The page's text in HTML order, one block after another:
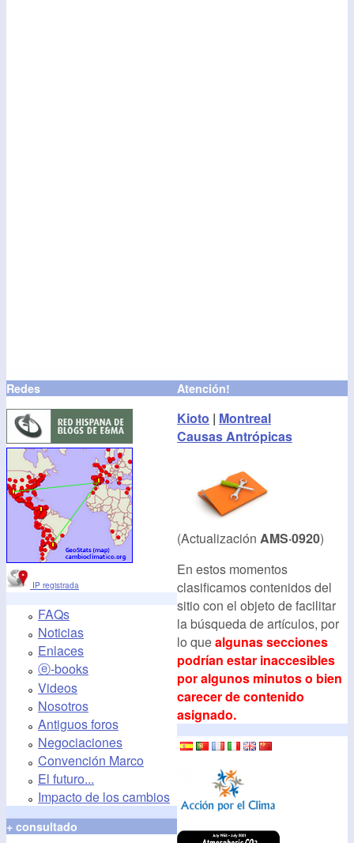
Redes
IP registrada
FAQs
Noticias
Enlaces
ⓔ-books
Videos
Nosotros
Antiguos foros
Negociaciones
Convención Marco
El futuro...
Impacto de los cambios
+ consultado
Atención!
Kioto | Montreal
Causas Antrópicas
(Actualización AMS·0920)
En estos momentos
clasificamos contenidos del
sitio con el objeto de facilitar
la búsqueda de artículos, por
lo quealgunas secciones
podrían estar inaccesibles
por algunos minutos o bien
carecer de contenido
asignado.